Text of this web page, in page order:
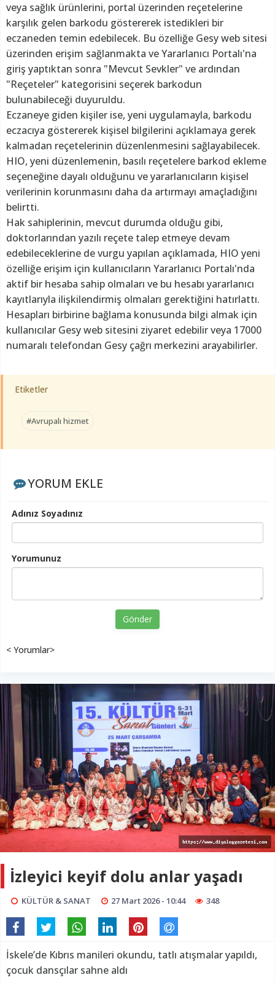
veya sağlık ürünlerini, portal üzerinden reçetelerine
karşılık gelen barkodu göstererek istedikleri bir
eczaneden temin edebilecek. Bu özelliğe Gesy web sitesi
üzerinden erişim sağlanmakta ve Yararlanıcı Portalı'na
giriş yaptıktan sonra "Mevcut Sevkler" ve ardından
"Reçeteler" kategorisini seçerek barkodun
bulunabileceği duyuruldu.
Eczaneye giden kişiler ise, yeni uygulamayla, barkodu
eczacıya göstererek kişisel bilgilerini açıklamaya gerek
kalmadan reçetelerinin düzenlenmesini sağlayabilecek.
HIO, yeni düzenlemenin, basılı reçetelere barkod ekleme
seçeneğine dayalı olduğunu ve yararlanıcıların kişisel
verilerinin korunmasını daha da artırmayı amaçladığını
belirtti.
Hak sahiplerinin, mevcut durumda olduğu gibi,
doktorlarından yazılı reçete talep etmeye devam
edebileceklerine de vurgu yapılan açıklamada, HIO yeni
özelliğe erişim için kullanıcıların Yararlanıcı Portalı'nda
aktif bir hesaba sahip olmaları ve bu hesabı yararlanıcı
kayıtlarıyla ilişkilendirmiş olmaları gerektiğini hatırlattı.
Hesapları birbirine bağlama konusunda bilgi almak için
kullanıcılar Gesy web sitesini ziyaret edebilir veya 17000
numaralı telefondan Gesy çağrı merkezini arayabilirler.
Etiketler
#Avrupalı hizmet
YORUM EKLE
Adınız Soyadınız
Yorumunuz
Gönder
< Yorumlar>
İzleyici keyif dolu anlar yaşadı
KÜLTÜR & SANAT 27 Mart 2026 - 10:44 348
İskele’de Kıbrıs manileri okundu, tatlı atışmalar yapıldı,
çocuk dansçılar sahne aldı